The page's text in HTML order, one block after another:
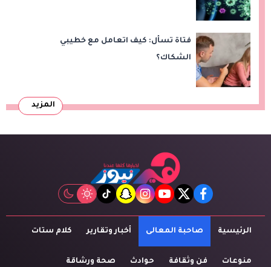
فتاة تسأل: كيف اتعامل مع خطيبي
الشكاك؟
المزيد
facebook
twitter
youtube
instagram
snapchat
tiktok
الرئيسية صاحبة المعالى أخبار وتقارير كلام ستات
منوعات فن وثقافة حوادث صحة ورشاقة